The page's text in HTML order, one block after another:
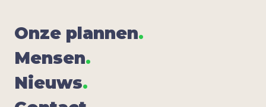
Onze plan­nen.
Men­sen.
Nieuws.